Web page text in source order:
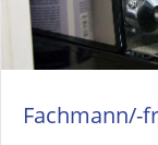
Fachmann/-